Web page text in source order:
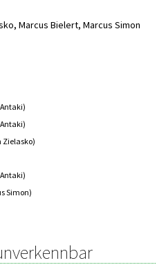
, Marcus Bielert, Marcus Simon
Antaki)
Antaki)
Zielasko)
Antaki)
Simon)